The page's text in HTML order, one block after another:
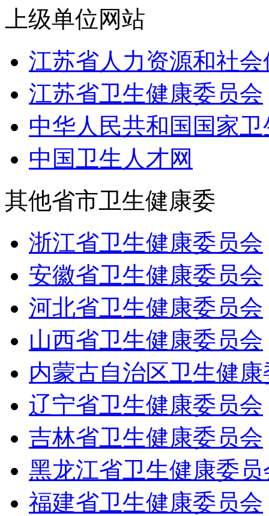
上级单位网站
江苏省人力资源和社
江苏省卫生健康委员会
中华人民共和国国家
中国卫生人才网
其他省市卫生健康委
浙江省卫生健康委员会
安徽省卫生健康委员会
河北省卫生健康委员会
山西省卫生健康委员会
内蒙古自治区卫生健
辽宁省卫生健康委员会
吉林省卫生健康委员会
黑龙江省卫生健康委员
福建省卫生健康委员会